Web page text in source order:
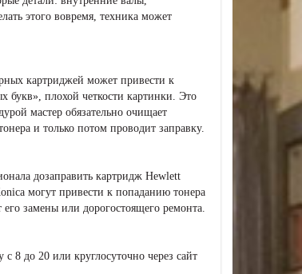
этого вовремя, техника может
картриджей может привести к
букв», плохой четкости картинки. Это
мастер обязательно очищает
и только потом проводит заправку.
дозаправить картридж Hewlett
могут привести к попаданию тонера
замены или дорогостоящего ремонта.
8 до 20 или круглосуточно через сайт